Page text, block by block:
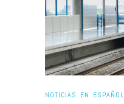
NOTICIAS EN ESPAÑOL